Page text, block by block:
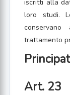
iscritti alla
loro studi.
trattamento
Art. 23